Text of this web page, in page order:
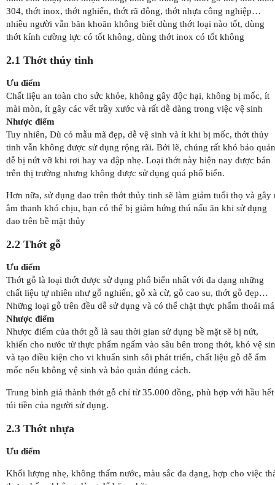
304, thớt inox, thớt nghiến, thớt rã đông, thớt nhựa công nghiệp…
nhiều người vẫn băn khoăn không biết dùng thớt loại nào tốt, dùng
thớt kính cường lực có tốt không, dùng thớt inox có tốt không
2.1 Thớt thủy tinh
Ưu điểm
Chất liệu an toàn cho sức khỏe, không gây độc hại, không bị mốc, ít
mài mòn, ít gây các vết trầy xước và rất dễ dàng trong việc vệ sinh
Nhược điểm
Tuy nhiên, Dù có mẫu mã đẹp, dễ vệ sinh và ít khi bị mốc, thớt thủy
tinh vẫn không được sử dụng rộng rãi. Bởi lẽ, chúng rất khó bảo
dễ bị nứt vỡ khi rơi hay va đập nhẹ. Loại thớt này hiện nay được bán
trên thị trường nhưng không được sử dụng quá phổ biến.
Hơn nữa, sử dụng dao trên thớt thủy tinh sẽ làm giảm tuổi thọ và gây
âm thanh khó chịu, bạn có thể bị giảm hứng thú nấu ăn khi sử dụng
dao trên bề mặt thủy
2.2 Thớt gỗ
Ưu điểm
Thớt gỗ là loại thớt được sử dụng phổ biến nhất với đa dạng những
chất liệu tự nhiên như gỗ nghiến, gỗ xà cừ, gỗ cao su, thớt gỗ đẹp…
Những loại gỗ trên đều dễ sử dụng và có thể chặt thực phẩm thoải
Nhược điểm
Nhược điểm của thớt gỗ là sau thời gian sử dụng bề mặt sẽ bị nứt,
khiến cho nước từ thực phẩm ngấm vào sâu bên trong thớt, khó vệ
và tạo điều kiện cho vi khuẩn sinh sôi phát triển, chất liệu gỗ dễ ẩm
mốc nếu không vệ sinh và bảo quản đúng cách.
Trung bình giá thành thớt gỗ chỉ từ 35.000 đồng, phù hợp với hầu hết
túi tiền của người sử dụng.
2.3 Thớt nhựa
Ưu điểm
Khối lượng nhẹ, không thấm nước, màu sắc đa dạng, hợp cho việc